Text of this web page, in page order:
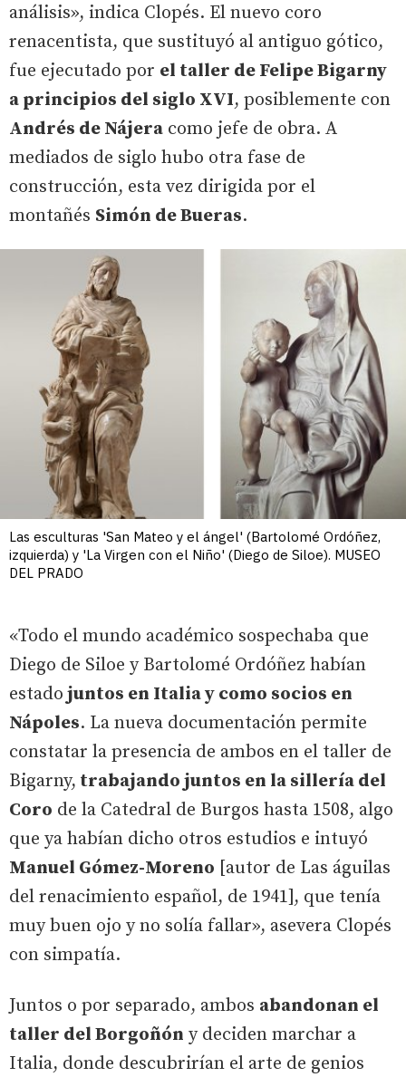
análisis», indica Clopés. El nuevo coro
renacentista, que sustituyó al antiguo gótico,
fue ejecutado por el taller de Felipe Bigarny
a principios del siglo XVI, posiblemente con
Andrés de Nájera como jefe de obra. A
mediados de siglo hubo otra fase de
construcción, esta vez dirigida por el
montañés Simón de Bueras.
Las esculturas 'San Mateo y el ángel' (Bartolomé Ordóñez,
izquierda) y 'La Virgen con el Niño' (Diego de Siloe). MUSEO
DEL PRADO
«Todo el mundo académico sospechaba que
Diego de Siloe y Bartolomé Ordóñez habían
estado juntos en Italia y como socios en
Nápoles. La nueva documentación permite
constatar la presencia de ambos en el taller de
Bigarny, trabajando juntos en la sillería del
Coro de la Catedral de Burgos hasta 1508, algo
que ya habían dicho otros estudios e intuyó
Manuel Gómez-Moreno [autor de Las águilas
del renacimiento español, de 1941], que tenía
muy buen ojo y no solía fallar», asevera Clopés
con simpatía.
Juntos o por separado, ambos abandonan el
taller del Borgoñón y deciden marchar a
Italia, donde descubrirían el arte de genios